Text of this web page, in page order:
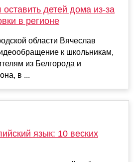
детей дома из-за
в регионе
области Вячеслав
к школьникам,
из Белгорода и
в ...
язык: 10 веских